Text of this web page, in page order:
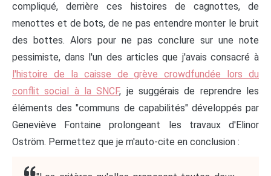
compliqué, derrière ces histoires de cagnottes, de
menottes et de bots, de ne pas entendre monter le bruit
des bottes. Alors pour ne pas conclure sur une note
pessimiste, dans l'un des articles que j'avais consacré à
l'histoire de la caisse de grève crowdfundée lors du
conflit social à la SNCF, je suggérais de reprendre les
éléments des "communs de capabilités" développés par
Geneviève Fontaine prolongeant les travaux d'Elinor
Oström. Permettez que je m'auto-cite en conclusion :